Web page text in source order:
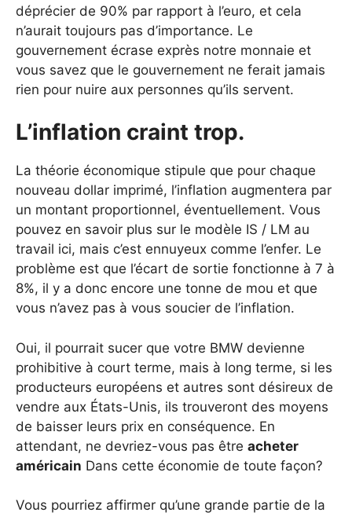
déprécier de 90% par rapport à l’euro, et cela
n’aurait toujours pas d’importance. Le
gouvernement écrase exprès notre monnaie et
vous savez que le gouvernement ne ferait jamais
rien pour nuire aux personnes qu’ils servent.
L’inflation craint trop.
La théorie économique stipule que pour chaque
nouveau dollar imprimé, l’inflation augmentera par
un montant proportionnel, éventuellement. Vous
pouvez en savoir plus sur le modèle IS / LM au
travail ici, mais c’est ennuyeux comme l’enfer. Le
problème est que l’écart de sortie fonctionne à 7 à
8%, il y a donc encore une tonne de mou et que
vous n’avez pas à vous soucier de l’inflation.
Oui, il pourrait sucer que votre BMW devienne
prohibitive à court terme, mais à long terme, si les
producteurs européens et autres sont désireux de
vendre aux États-Unis, ils trouveront des moyens
de baisser leurs prix en conséquence. En
attendant, ne devriez-vous pas être acheter
américain Dans cette économie de toute façon?
Vous pourriez affirmer qu’une grande partie de la